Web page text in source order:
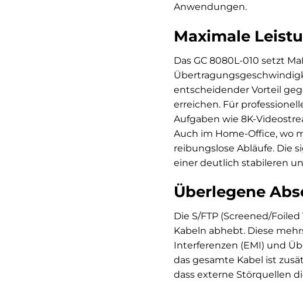
Anwendungen.
Maximale
Das GC 8080L-010 setzt
entscheidender Vorteil
erreichen. Für
Aufgaben wie 8K-
Auch im Home-Office, wo
reibungslose Abläufe. Die
einer deutlich stabileren
Überlegene
Die S/FTP (Screened/
Kabeln abhebt. Diese
Interferenzen (EMI) und
das gesamte Kabel ist
dass externe Störquellen